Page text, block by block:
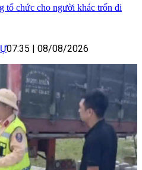
tổ chức cho người khác trốn đi
07:35 | 08/08/2026